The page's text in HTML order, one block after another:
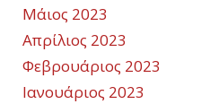
Μάιος 2023
Απρίλιος 2023
Φεβρουάριος 2023
Ιανουάριος 2023